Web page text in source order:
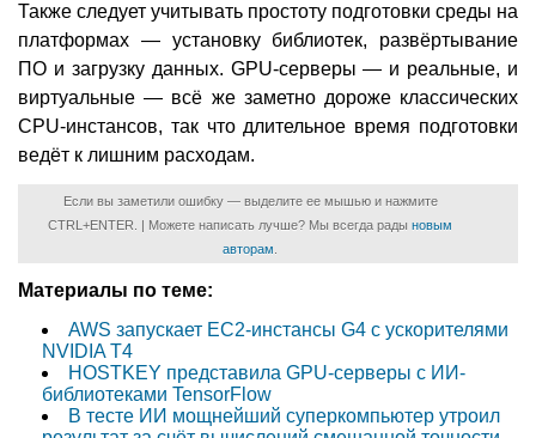
Также следует учитывать простоту подготовки среды на
платформах — установку библиотек, развёртывание
ПО и загрузку данных. GPU-серверы — и реальные, и
виртуальные — всё же заметно дороже классических
CPU-инстансов, так что длительное время подготовки
ведёт к лишним расходам.
Если вы заметили ошибку — выделите ее мышью и нажмите
CTRL+ENTER. | Можете написать лучше? Мы всегда рады новым
авторам
Материалы по теме:
AWS запускает EC2-инстансы G4 с ускорителями
NVIDIA T4
HOSTKEY представила GPU-серверы с ИИ-
библиотеками TensorFlow
В тесте ИИ мощнейший суперкомпьютер утроил